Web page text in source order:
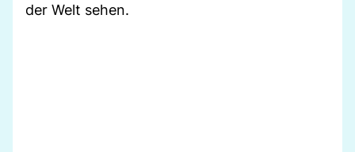
der Welt sehen.